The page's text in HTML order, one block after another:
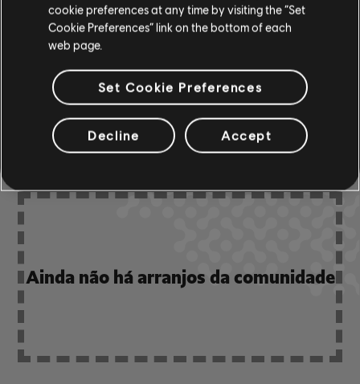
Baixo
ARRANJOS DA
COMUNIDADE
Ainda não há arranjos da comunidade
cookie preferences at any time by visiting the “Set
Cookie Preferences” link on the bottom of each
web page.
Set Cookie Preferences
Decline Accept